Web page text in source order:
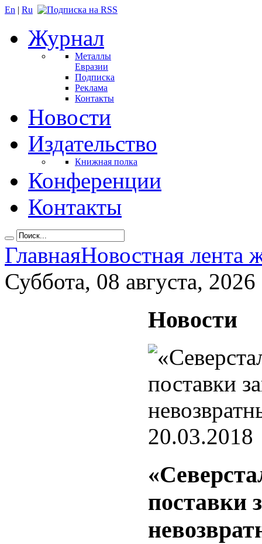
En | Ru
Журнал
Металлы
Евразии
Подписка
Реклама
Контакты
Новости
Издательство
Книжная полка
Конференции
Контакты
ГлавнаяНовостная лента
Суббота, 08 августа, 2026
Новости
20.03.2018
поставки